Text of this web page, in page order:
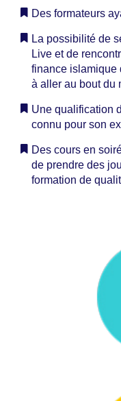
Des formateurs
La possibilité de
Live et de
finance islamique
à aller au bout du
Une qualification
connu pour son
Des cours en
de prendre des
formation de